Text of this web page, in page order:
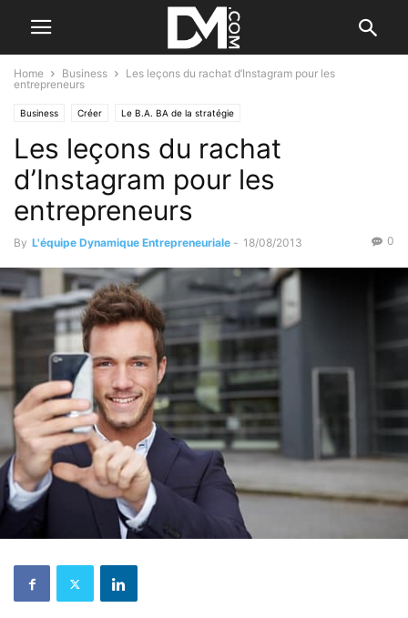
Home Business
Les leçons du rachat d’Instagram pour les
entrepreneurs
Business Créer Le B.A. BA de la stratégie
Les leçons du rachat
d’Instagram pour les
entrepreneurs
By L'équipe Dynamique Entrepreneuriale - 18/08/2013 0